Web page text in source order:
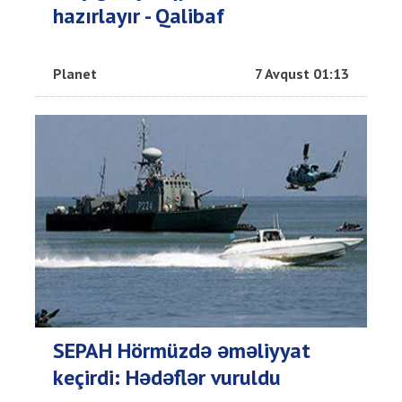
hazırlayır - Qalibaf
Planet 7 Avqust 01:13
SEPAH Hörmüzdə əməliyyat
keçirdi: Hədəflər vuruldu